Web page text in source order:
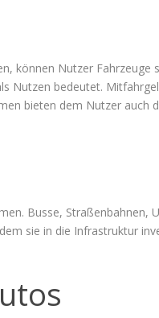
können Nutzer Fahrzeuge
Nutzen bedeutet.
bieten dem Nutzer auch
Busse, Straßenbahnen,
sie in die Infrastruktur